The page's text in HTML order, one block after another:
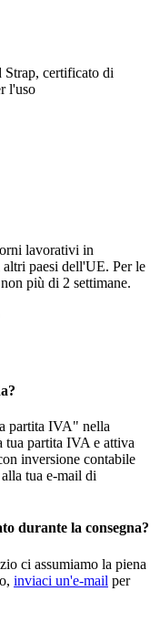
Strap, certificato di
l'uso
lavorativi in
paesi dell'UE. Per le
più di 2 settimane.
partita IVA" nella
tua partita IVA e attiva
inversione contabile
tua e-mail di
durante la consegna?
ci assumiamo la piena
inviaci un'e-mail per